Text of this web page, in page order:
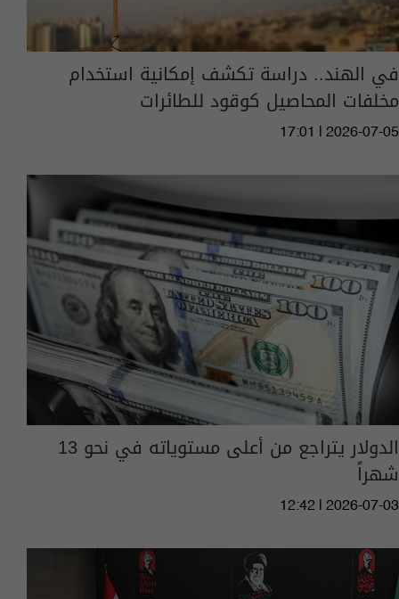
في الهند.. دراسة تكشف إمكانية استخدام
مخلفات المحاصيل كوقود للطائرات
17:01 | 2026-07-05
الدولار يتراجع من أعلى مستوياته في نحو 13
شهراً
12:42 | 2026-07-03